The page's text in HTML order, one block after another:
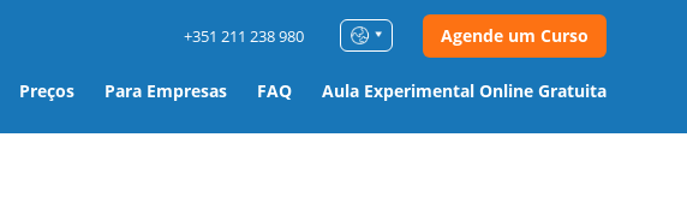
Preços Para Empresas FAQ Aula Experimental Online Gratuita
+351 211 238 980 Agende um Curso